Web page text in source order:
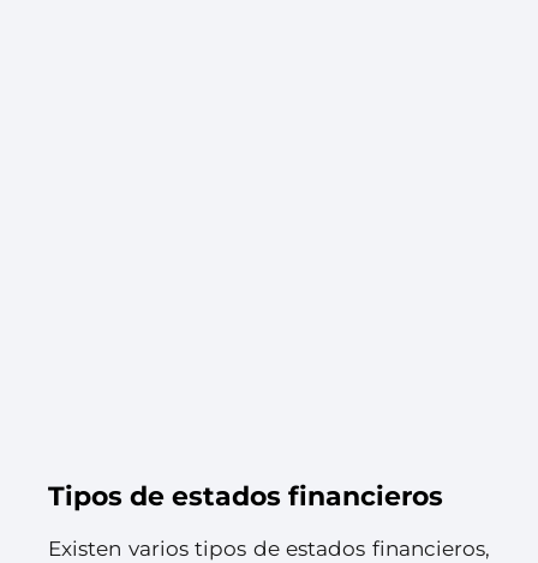
Tipos de estados financieros
Existen varios tipos de estados financieros,